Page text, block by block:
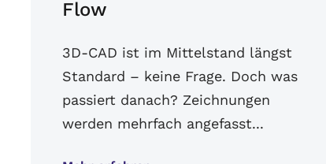
Flow
3D-CAD ist im Mittelstand längst
Standard – keine Frage. Doch was
passiert danach? Zeichnungen
werden mehrfach angefasst...